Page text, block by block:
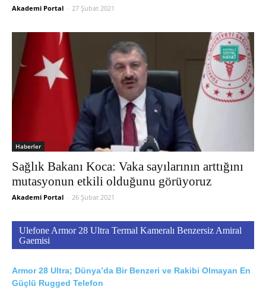
Akademi Portal - 27 Şubat 2021
Haberler
Sağlık Bakanı Koca: Vaka sayılarının arttığını
mutasyonun etkili olduğunu görüyoruz
Akademi Portal - 26 Şubat 2021
Ulefone Armor 28 Ultra Termal Kameralı Benzersiz Amiral
Gaemisi
Armor 28 Ultra; Dünya’da Bir Benzeri ve Rakibi Olmayan En
Güçlü Rugged Telefon